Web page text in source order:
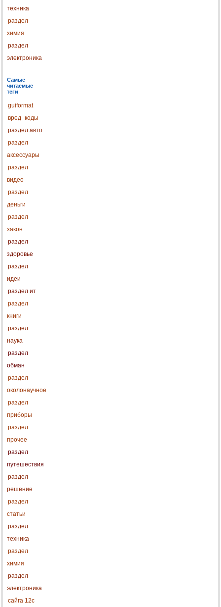
техника
раздел
химия
раздел
электроника
Самые
читаемые
теги
guiformat
вред коды
раздел авто
раздел
аксессуары
раздел
видео
раздел
деньги
раздел
закон
раздел
здоровье
раздел
идеи
раздел ит
раздел
книги
раздел
наука
раздел
обман
раздел
околонаучное
раздел
приборы
раздел
прочее
раздел
путешествия
раздел
решение
раздел
статьи
раздел
техника
раздел
химия
раздел
электроника
сайга 12с